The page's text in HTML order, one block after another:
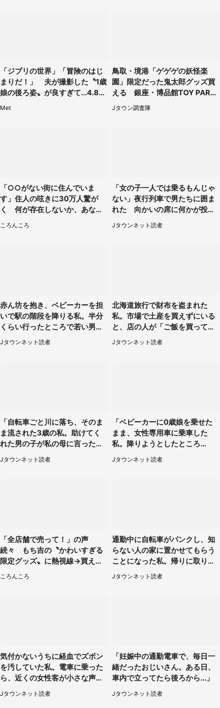
「ジブリの世界」「冒険のはじ
まりだ！」 夫が撮影した〝1歳
娘の後ろ姿〟が良すぎて...4.8万
人感激
Met
鳥取・境港「ゲゲゲの妖怪楽
園」限定だった鬼太郎グッズ買
える 銀座・博品館TOY PARK
へ急げ【8／8～31】
Jタウン調査隊
「○○がない街に住んでいま
す」住人の呟きに30万人驚が
く 何が存在しないか、あなた
ころんころ
「女の子一人では乗るもんじゃ
ない」夜行列車で男たちに囲ま
れた 向かいの席に何かが投げ
られて（秋田県・60代女性）
Jタウンネット読者
赤ん坊を抱き、ベビーカーを担
いで駅の階段を降りる私。半分
くらい行ったところで若い男性
が...（埼玉県・50代女性）
Jタウンネット読者
北海道旅行で財布を盗まれた
私。市場で土産を買えずにいる
と、店の人が「ご飯を買って、
持って来い」（50代男性）
Jタウンネット読者
「自転車ごと川に落ち、そのま
ま流された3歳の私。助けてく
れた男の子が私の母に言ったの
は...」（千葉県・20代女性）
Jタウンネット読者
「ベビーカーに0歳娘を乗せた
まま、女性専用車に乗車した
私。降りようとしたところ
で...」（大阪府・30代女性）
Jタウンネット読者
「全店舗で売って！」の声
続々 もち吉の〝かわいすぎる
限定グッズ〟に熱視線→買える
のは地元だけ？本社に聞く
ころんころ
通勤中に自転車がパンクし、知
らない人の家に置かせてもらう
ことになった私。帰りに取りに
行くと、なんと...（東京都・40
代女性）
Jタウンネット読者
気付かないうちに経血でズボン
を汚していた私。電車に乗った
ら、近くの女性客が小さな声で
（千葉県・10代女性）
Jタウンネット読者
「妊娠中の通勤電車で、毎日一
緒だったおじいさん。ある日、
車内で立ってたら後ろから...」
Jタウンネット読者